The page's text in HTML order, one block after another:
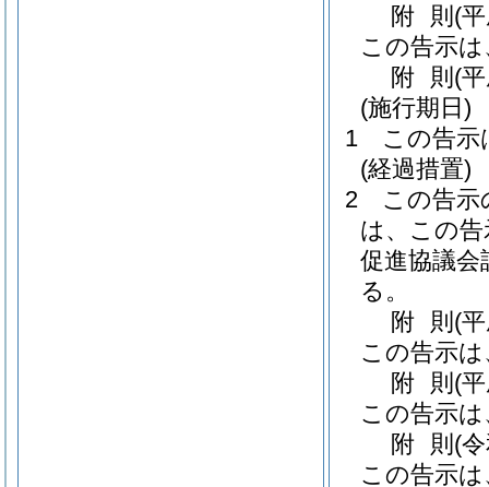
附 則 (
この告示
附 則 (
(施行期日)
1
この告示
(経過措置)
2
この告示
は、この
促進協議
る。
附 則 (
この告示
附 則 (
この告示
附 則 (
この告示